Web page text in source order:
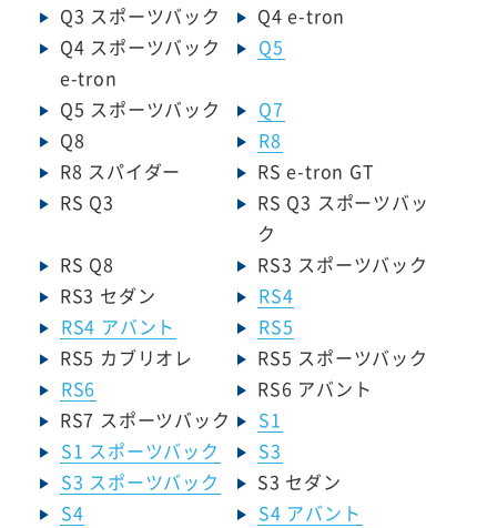
Q3 スポーツバック
Q4 e-tron
Q4 スポーツバック
e-tron
Q5
Q5 スポーツバック
Q7
Q8
R8
R8 スパイダー
RS e-tron GT
RS Q3
RS Q3 スポーツバッ
ク
RS Q8
RS3 スポーツバック
RS3 セダン
RS4
RS4 アバント
RS5
RS5 カブリオレ
RS5 スポーツバック
RS6
RS6 アバント
RS7 スポーツバック
S1
S1 スポーツバック
S3
S3 スポーツバック
S3 セダン
S4
S4 アバント